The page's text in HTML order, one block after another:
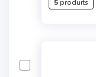
5produits